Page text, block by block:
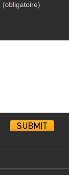
(obligatoire)